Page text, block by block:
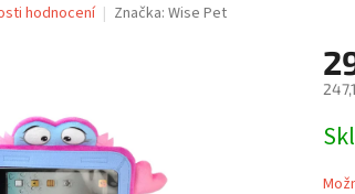
hodnocení Značka: Wise Pet